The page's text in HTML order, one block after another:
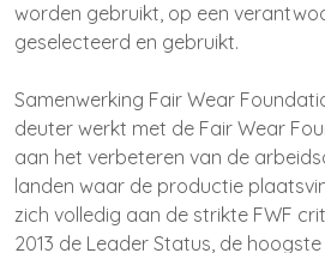
worden gebruikt, op een
geselecteerd en gebruikt.
Samenwerking Fair Wear
deuter werkt met de Fair Wear
aan het verbeteren van de
landen waar de productie
zich volledig aan de strikte FWF
2013 de Leader Status, de